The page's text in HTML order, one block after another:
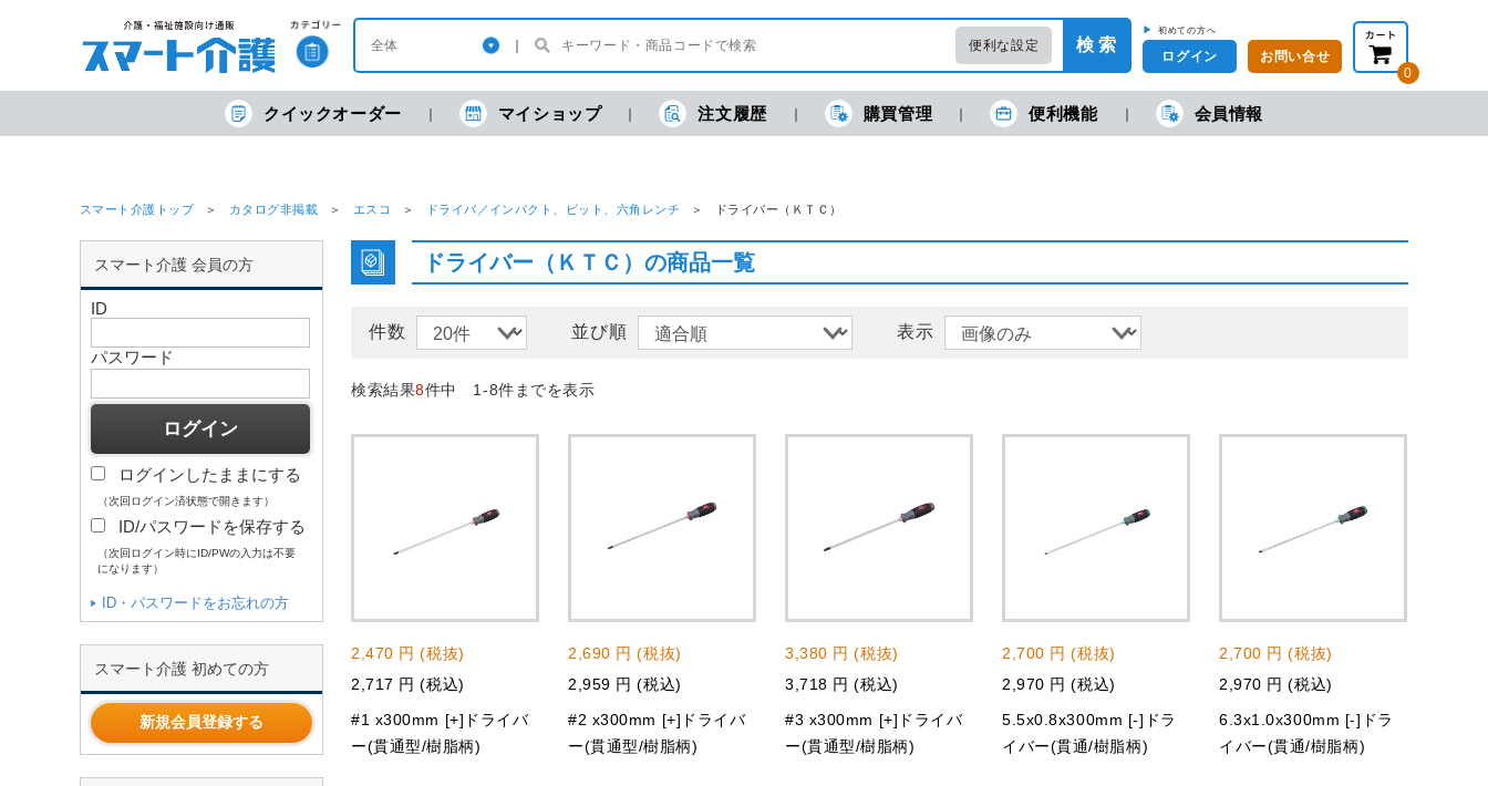
便利な設定 検 索
▶ 初めての方へ
ログイン
お問い合せ
0
現在の金額合計： 円 (税抜) 円(税込)
クイックオーダー マイショップ 注文履歴 購買管理 便利機能 会員情報
スマート介護トップ カタログ非掲載 エスコ ドライバ／インパクト、ビット、六角レンチ ドライバー（ＫＴＣ）
スマート介護 会員の方
ID
パスワード
ログインしたままにする
（次回ログイン済状態で開きます）
ID/パスワードを保存する
（次回ログイン時にID/PWの入力は不要
になります）
ID・パスワードをお忘れの方
スマート介護 初めての方
新規会員登録する
ドライバー（ＫＴＣ）の商品一覧
件数 並び順 表示
検索結果8件中 1-8件までを表示
2,470 円 (税抜)
2,717 円 (税込)
#1 x300mm [+]ドライバ
ー(貫通型/樹脂柄)
2,690 円 (税抜)
2,959 円 (税込)
#2 x300mm [+]ドライバ
ー(貫通型/樹脂柄)
3,380 円 (税抜)
3,718 円 (税込)
#3 x300mm [+]ドライバ
ー(貫通型/樹脂柄)
2,700 円 (税抜)
2,970 円 (税込)
5.5x0.8x300mm [-]ドラ
イバー(貫通/樹脂柄)
2,700 円 (税抜)
2,970 円 (税込)
6.3x1.0x300mm [-]ドラ
イバー(貫通/樹脂柄)